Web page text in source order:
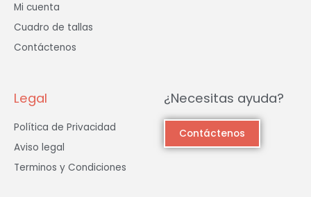
Mi cuenta
Cuadro de tallas
Contáctenos
Legal
Política de Privacidad
Aviso legal
Terminos y Condiciones
¿Necesitas ayuda?
Contáctenos